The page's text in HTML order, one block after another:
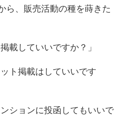
ら、販売活動の種を蒔きた
載していいですか？」
ト掲載はしていいです
ションに投函してもいいで